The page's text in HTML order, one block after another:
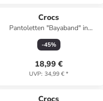
Crocs
Pantoletten "Bayaband" in
Dunkelblau
-45%
18,99 €
UVP: 34,99 €*